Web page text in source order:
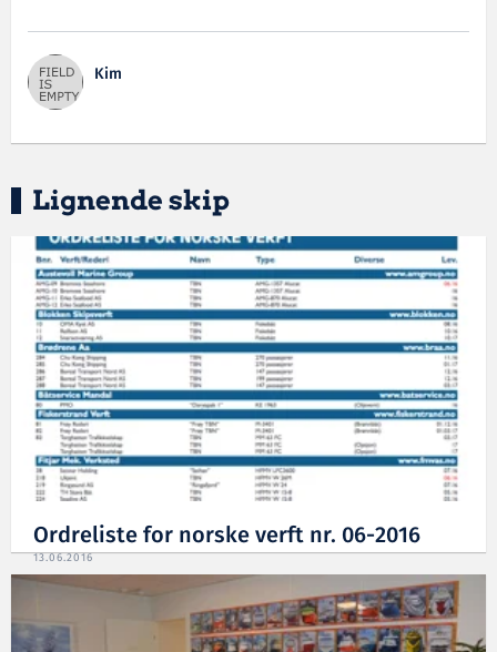
Kim
Lignende skip
Ordreliste for norske verft nr. 06-2016
13.06.2016